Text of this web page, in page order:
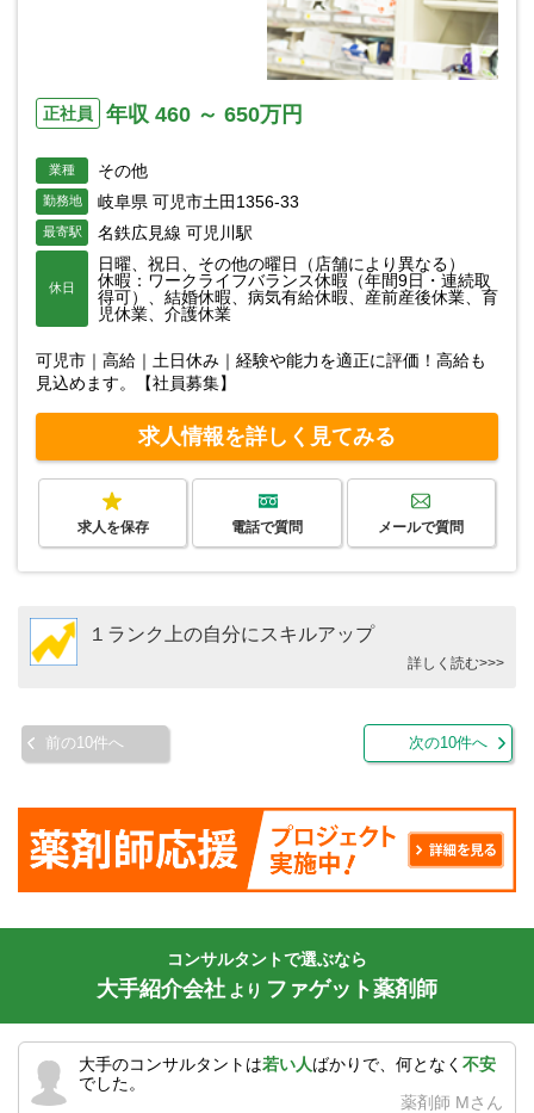
正社員 年収 460 ～ 650万円
業種 その他
勤務地 岐阜県 可児市土田1356-33
最寄駅 名鉄広見線 可児川駅
休日
日曜、祝日、その他の曜日（店舗により異なる）
休暇：ワークライフバランス休暇（年間9日・連続取
得可）、結婚休暇、病気有給休暇、産前産後休業、育
児休業、介護休業
可児市｜高給｜土日休み｜経験や能力を適正に評価！高給も
見込めます。【社員募集】
求人情報を詳しく見てみる
求人を保存 電話で質問 メールで質問
１ランク上の自分にスキルアップ
詳しく読む>>>
前の10件へ 次の10件へ
コンサルタントで選ぶなら
大手紹介会社 より ファゲット薬剤師
大手のコンサルタントは若い人ばかりで、何となく 不安
でした。
薬剤師 Mさん